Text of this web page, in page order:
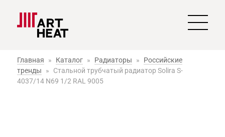
Главная » Каталог » Радиаторы »
Российские
тренды
»
Стальной трубчатый радиатор Solira S-
4037/14 N69 1/2 RAL 9005